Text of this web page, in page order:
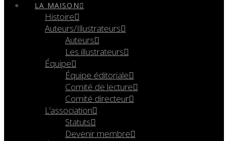
LA MAISON
Histoire
Auteurs/Illustrateurs
Auteurs
Les illustrateurs
Équipe
Équipe éditoriale
Comité de lecture
Comité directeur
L’association
Statuts
Devenir membre